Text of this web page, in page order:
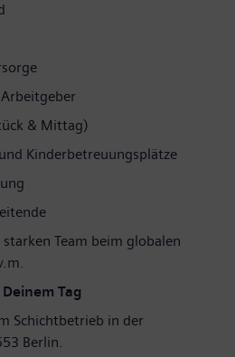
& Mittag)
Kinderbetreuungsplätze
Team beim globalen
Tag
Schichtbetrieb in der
Berlin.